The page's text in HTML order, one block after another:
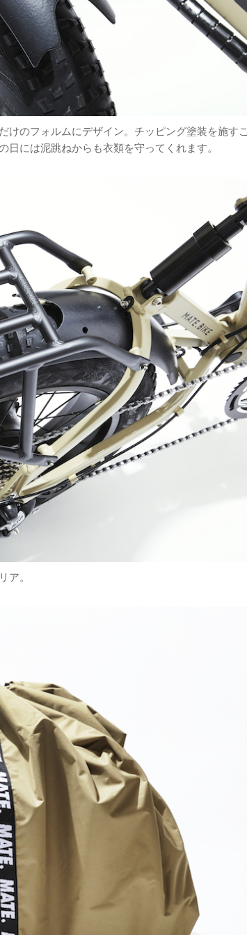
けのフォルムにデザイン。チッピング塗装を施すこ
には泥跳ねからも衣類を守ってくれます。
ア。